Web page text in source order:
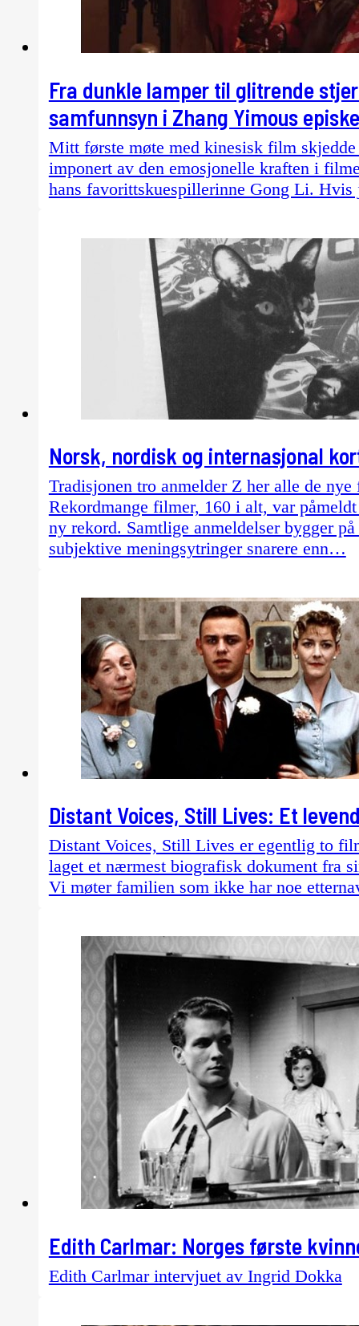
Fra dunkle lamper til glitrende
samfunnsyn i Zhang Yimous
Mitt første møte med kinesisk film
imponert av den emosjonelle kraften i
hans favorittskuespillerinne Gong Li.
Norsk, nordisk og internasjonal
Tradisjonen tro anmelder Z her alle de
Rekordmange filmer, 160 i alt, var
ny rekord. Samtlige anmeldelser bygger
subjektive meningsytringer snarere enn…
Distant Voices, Still Lives: Et
Distant Voices, Still Lives er egentlig to
laget et nærmest biografisk dokument fra
Vi møter familien som ikke har noe
Edith Carlmar: Norges første
Edith Carlmar intervjuet av Ingrid Dokka